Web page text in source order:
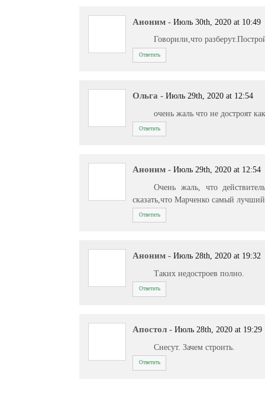
Аноним - Июль 30th, 2020 at 10:49
Говорили,что
Ответить
Ольга - Июль 29th, 2020 at 12:54
очень жаль что не достроят
Ответить
Аноним - Июль 29th, 2020 at 12:54
Очень жаль, что
сказать,что Марченко самый
Ответить
Аноним - Июль 28th, 2020 at 19:32
Таких недостроев полно.
Ответить
Апостол - Июль 28th, 2020 at 19:29
Снесут. Зачем строить.
Ответить